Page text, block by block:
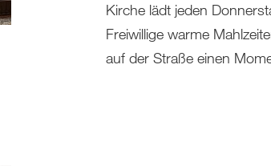
Kirche lädt jeden
Freiwillige warme
auf der Straße einen